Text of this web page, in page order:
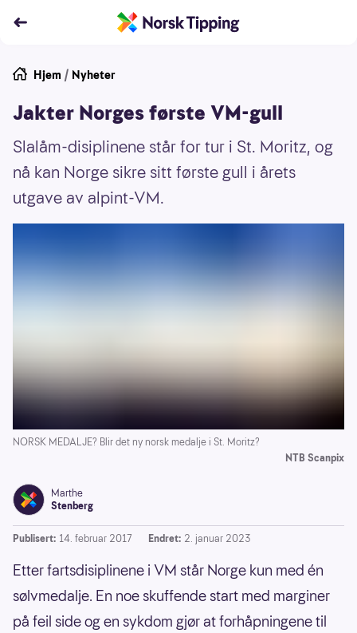
Hjem / Nyheter
Jakter Norges første VM-gull
Slalåm-disiplinene står for tur i St. Moritz, og
nå kan Norge sikre sitt første gull i årets
utgave av alpint-VM.
NORSK MEDALJE? Blir det ny norsk medalje i St. Moritz?
NTB Scanpix
Marthe
Stenberg
Publisert: 14. februar 2017 Endret: 2. januar 2023
Etter fartsdisiplinene i VM står Norge kun med én
sølvmedalje. En noe skuffende start med marginer
på feil side og en sykdom gjør at forhåpningene til